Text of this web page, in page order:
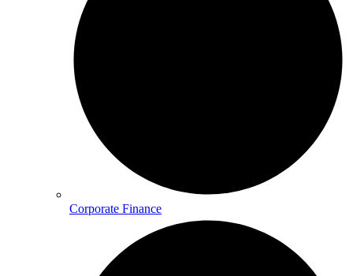
Corporate Finance